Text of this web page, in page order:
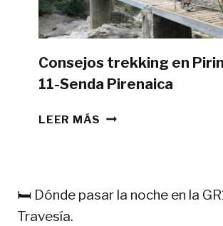
Consejos trekking en
11-Senda Pirenaica
LEER MÁS CONSEJOS
11-
🛏️ Dónde pasar la noche en la
Travesía.